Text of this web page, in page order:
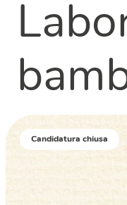
Candidatura chiusa